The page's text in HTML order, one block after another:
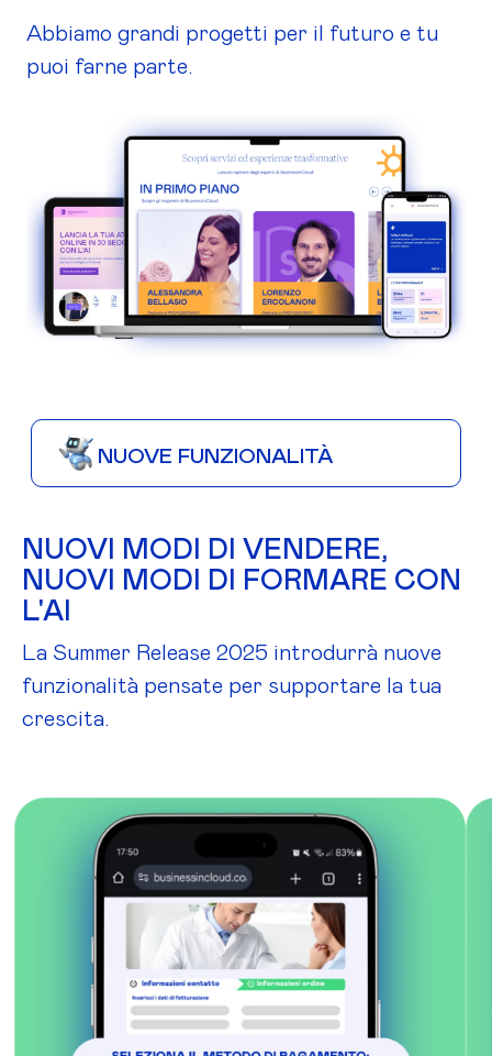
Abbiamo grandi progetti per il futuro e tu
puoi farne parte.
NUOVE FUNZIONALITÀ
NUOVI MODI DI VENDERE,
NUOVI MODI DI FORMARE CON
L'AI
La Summer Release 2025 introdurrà nuove
funzionalità pensate per supportare la tua
crescita.